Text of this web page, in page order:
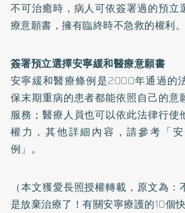
不可治癒時，病人可依簽署過的預立
療意願書，擁有臨終時不急救的權利。
簽署預立選擇安寧緩和醫療意願書
安寧緩和醫療條例是2000年通過的
保末期重病的患者都能依照自己的意
服務；醫療人員也可以依此法律行使
權力，其他詳細內容，請參考 「
例」 。
（本文獲愛長照授權轉載，原文為：
是放棄治療了！有關安寧療護的10個